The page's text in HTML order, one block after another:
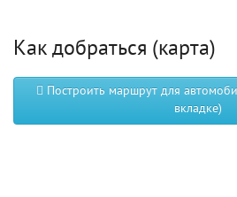
Как добраться (карта)
Построить маршрут для
вкладке)